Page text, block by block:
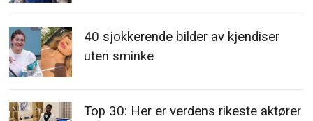
40 sjokkerende bilder av kjendiser
uten sminke
Top 30: Her er verdens rikeste aktører